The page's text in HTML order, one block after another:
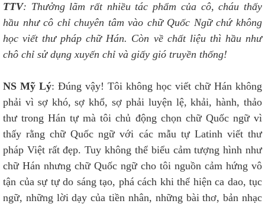
TTV: Thưởng lãm rất nhiều tác phẩm của cô, cháu thấy
hầu như cô chỉ chuyên tâm vào chữ Quốc Ngữ chứ không
học viết thư pháp chữ Hán. Còn về chất liệu thì hầu như
chô chỉ sử dụng xuyến chỉ và giấy gió truyền thống!
NS Mỹ Lý: Đúng vậy! Tôi không học viết chữ Hán không
phải vì sợ khó, sợ khổ, sợ phải luyện lệ, khải, hành, thảo
thư trong Hán tự mà tôi chủ động chọn chữ Quốc ngữ vì
thấy rằng chữ Quốc ngữ với các mẫu tự Latinh viết thư
pháp Việt rất đẹp. Tuy không thể biểu cảm tượng hình như
chữ Hán nhưng chữ Quốc ngữ cho tôi nguồn cảm hứng vô
tận của sự tự do sáng tạo, phá cách khi thể hiện ca dao, tục
ngữ, những lời dạy của tiền nhân, những bài thơ, bản nhạc